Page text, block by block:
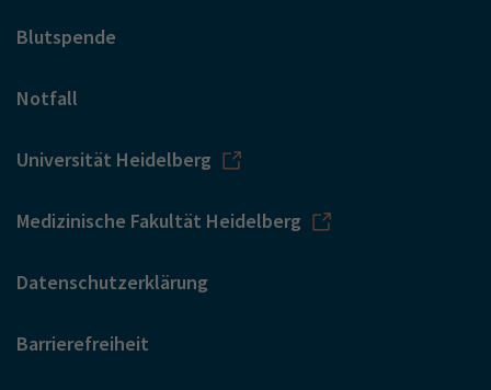
Blutspende
Notfall
Universität Heidelberg
Medizinische Fakultät Heidelberg
Datenschutzerklärung
Barrierefreiheit